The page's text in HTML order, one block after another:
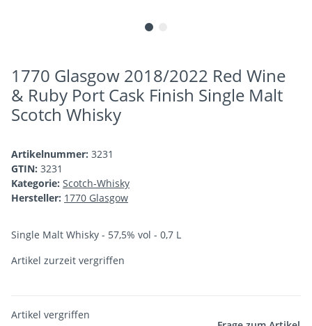
1770 Glasgow 2018/2022 Red Wine
& Ruby Port Cask Finish Single Malt
Scotch Whisky
Artikelnummer: 3231
GTIN: 3231
Kategorie: Scotch-Whisky
Hersteller: 1770 Glasgow
Single Malt Whisky - 57,5% vol - 0,7 L
Artikel zurzeit vergriffen
Artikel vergriffen